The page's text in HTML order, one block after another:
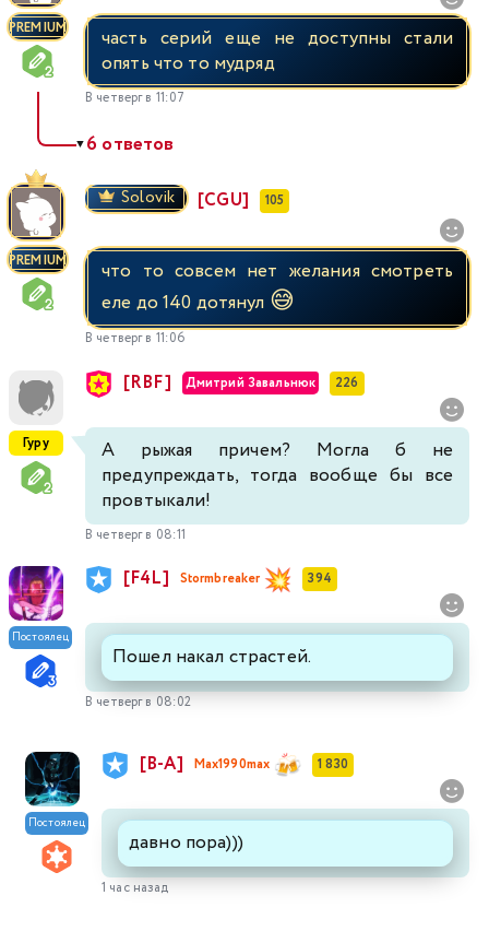
PREMIUM
часть серий еще не доступны стали
опять что то мудряд
В четверг в 11:07
▼6 ответов
PREMIUM
Solovik [CGU] 105
что то совсем нет желания смотреть
еле до 140 дотянул 😅
В четверг в 11:06
Гуру
[RBF] Дмитрий Завальнюк 226
А рыжая причем? Могла б не
предупреждать, тогда вообще бы все
провтыкали!
В четверг в 08:11
Постоялец
[F4L] Stormbreaker 394
Пошел накал страстей.
В четверг в 08:02
Постоялец
[В-А] Max1990max 1 830
давно пора)))
1 час назад